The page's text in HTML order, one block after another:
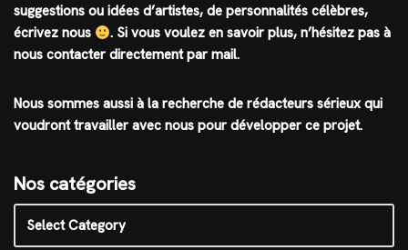
suggestions ou idées d’artistes, de personnalités célèbres,
écrivez nous
. Si vous voulez en savoir plus, n’hésitez pas à
nous contacter directement par mail.
Nous sommes aussi à la recherche de rédacteurs sérieux qui
voudront travailler avec nous pour développer ce projet.
Nos catégories